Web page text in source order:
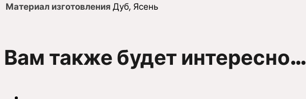
Материал изготовления Дуб, Ясень
Вам также будет интересно…